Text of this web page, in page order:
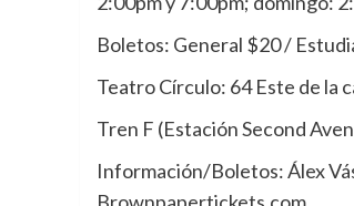
Boletos: General $20 /
Teatro Círculo: 64 Este de la
Tren F (Estación Second
Información/Boletos: Álex